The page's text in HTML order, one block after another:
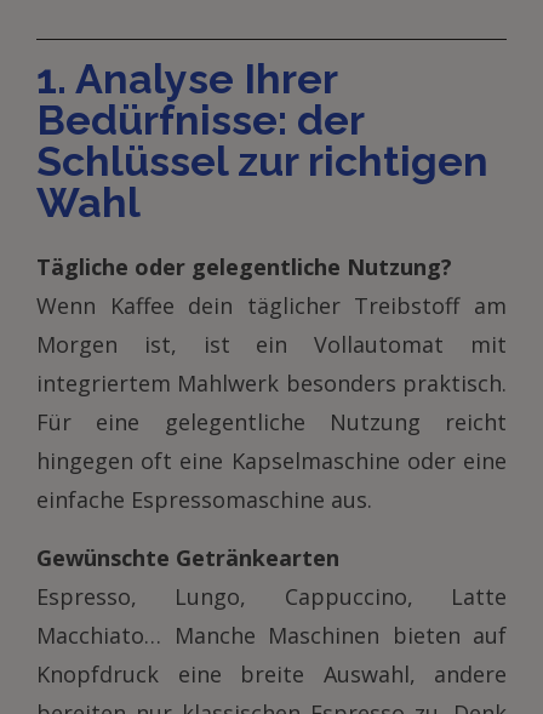
1. Analyse Ihrer
Bedürfnisse: der
Schlüssel zur richtigen
Wahl
Tägliche oder gelegentliche Nutzung?
Wenn Kaffee dein täglicher Treibstoff am
Morgen ist, ist ein Vollautomat mit
integriertem Mahlwerk besonders praktisch.
Für eine gelegentliche Nutzung reicht
hingegen oft eine Kapselmaschine oder eine
einfache Espressomaschine aus.
Gewünschte Getränkearten
Espresso, Lungo, Cappuccino, Latte
Macchiato… Manche Maschinen bieten auf
Knopfdruck eine breite Auswahl, andere